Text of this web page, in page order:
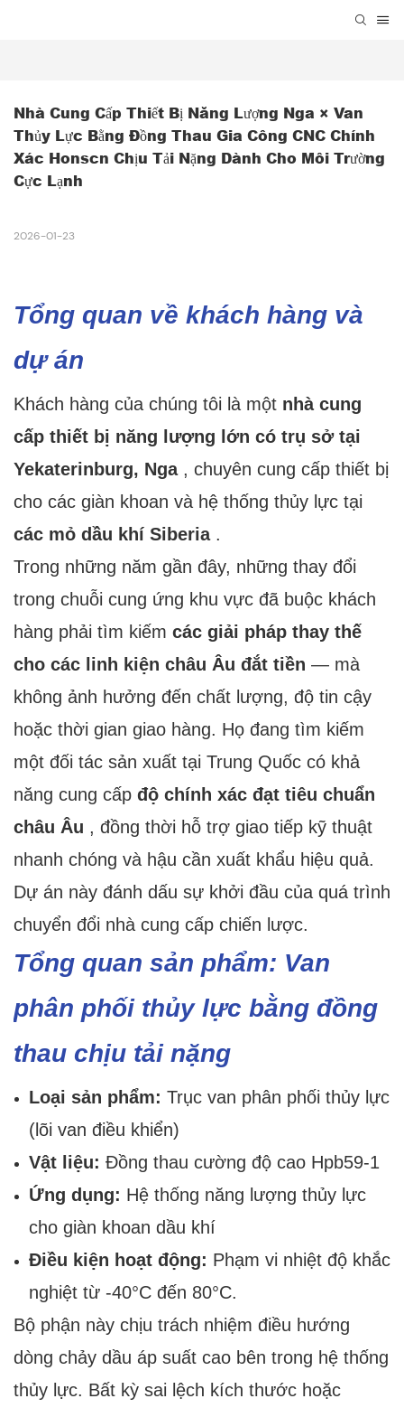
Nhà Cung Cấp Thiết Bị Năng Lượng Nga × Van
Thủy Lực Bằng Đồng Thau Gia Công CNC Chính
Xác Honscn Chịu Tải Nặng Dành Cho Môi Trường
Cực Lạnh
2026-01-23
Tổng quan về khách hàng và
dự án
Khách hàng của chúng tôi là một nhà cung
cấp thiết bị năng lượng lớn có trụ sở tại
Yekaterinburg, Nga, chuyên cung cấp thiết bị
cho các giàn khoan và hệ thống thủy lực tại
các mỏ dầu khí Siberia.
Trong những năm gần đây, những thay đổi
trong chuỗi cung ứng khu vực đã buộc khách
hàng phải tìm kiếm các giải pháp thay thế
cho các linh kiện châu Âu đắt tiền — mà
không ảnh hưởng đến chất lượng, độ tin cậy
hoặc thời gian giao hàng. Họ đang tìm kiếm
một đối tác sản xuất tại Trung Quốc có khả
năng cung cấp độ chính xác đạt tiêu chuẩn
châu Âu , đồng thời hỗ trợ giao tiếp kỹ thuật
nhanh chóng và hậu cần xuất khẩu hiệu quả.
Dự án này đánh dấu sự khởi đầu của quá trình
chuyển đổi nhà cung cấp chiến lược.
Tổng quan sản phẩm: Van
phân phối thủy lực bằng đồng
thau chịu tải nặng
Loại sản phẩm: Trục van phân phối thủy lực
(lõi van điều khiển)
Vật liệu: Đồng thau cường độ cao Hpb59-1
Ứng dụng: Hệ thống năng lượng thủy lực
cho giàn khoan dầu khí
Điều kiện hoạt động: Phạm vi nhiệt độ khắc
nghiệt từ -40°C đến 80°C.
Bộ phận này chịu trách nhiệm điều hướng
dòng chảy dầu áp suất cao bên trong hệ thống
thủy lực. Bất kỳ sai lệch kích thước hoặc